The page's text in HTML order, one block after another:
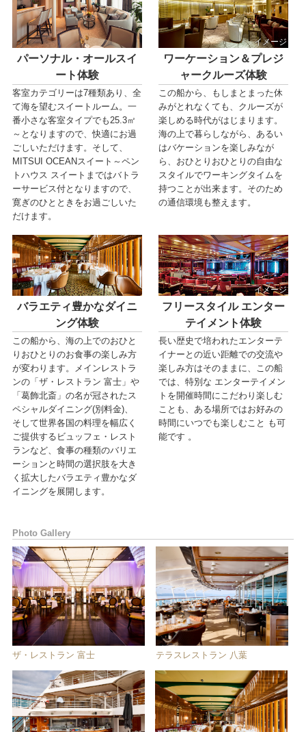
パーソナル・オールスイ
ート体験
客室カテゴリーは7種類あり、全
て海を望むスイートルーム。一
番小さな客室タイプでも25.3㎡
～となりますので、快適にお過
ごしいただけます。そして、
MITSUI OCEANスイート～ペン
トハウス スイートまではバトラ
ーサービス付となりますので、
寛ぎのひとときをお過ごしいた
だけます。
イメージ
ワーケーション＆プレジ
ャークルーズ体験
この船から、もしまとまった休
みがとれなくても、クルーズが
楽しめる時代がはじまります。
海の上で暮らしながら、あるい
はバケーションを楽しみなが
ら、おひとりおひとりの自由な
スタイルでワーキングタイムを
持つことが出来ます。そのため
の通信環境も整えます。
バラエティ豊かなダイニ
ング体験
この船から、海の上でのおひと
りおひとりのお食事の楽しみ方
が変わります。メインレストラ
ンの「ザ・レストラン 富士」や
「葛飾北斎」の名が冠されたス
ペシャルダイニング(別料金)、
そして世界各国の料理を幅広く
ご提供するビュッフェ・レスト
ランなど、食事の種類のバリエ
ーションと時間の選択肢を大き
く拡大したバラエティ豊かなダ
イニングを展開します。
イメージ
フリースタイル エンター
テイメント体験
長い歴史で培われたエンターテ
イナーとの近い距離での交流や
楽しみ方はそのままに、この船
では、特別な エンターテイメン
トを開催時間にこだわり楽しむ
ことも、ある場所ではお好みの
時間にいつでも楽しむこと も可
能です 。
Photo Gallery
ザ・レストラン 富士 テラスレストラン 八葉